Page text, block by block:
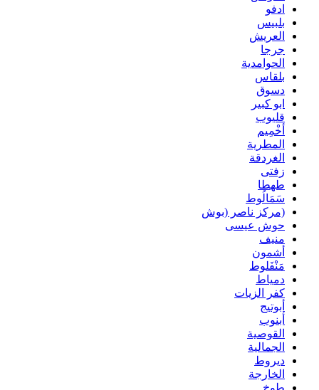
ادفو
بلبيس
العريش
جرجا
الحوامدية
بلقاس
دسوق
ابو كبير
قليوب
أخْمِيم
المطرية
الغردقة
زفتى
طهطا
سَمَالُوط
(مركز ناصر (بوش
حوش عيسى
منيف
أشمون
مَنْفَلوط
دمياط
كفر الزيات
أبوتيج
أبنوب
القوصية
الجمالية
ديروط
الخارجة
طوخ